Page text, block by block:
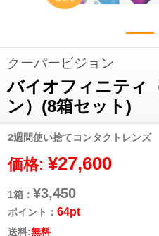
クーパービジョン
バイオフィニティ
ン）(8箱セット)
2週間使い捨てコンタクトレンズ
価格: ¥27,600
1箱： ¥3,450
ポイント：64pt
送料:無料